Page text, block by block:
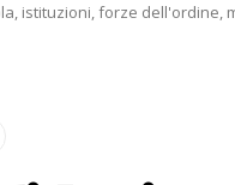
istituzioni, forze dell'ordine,